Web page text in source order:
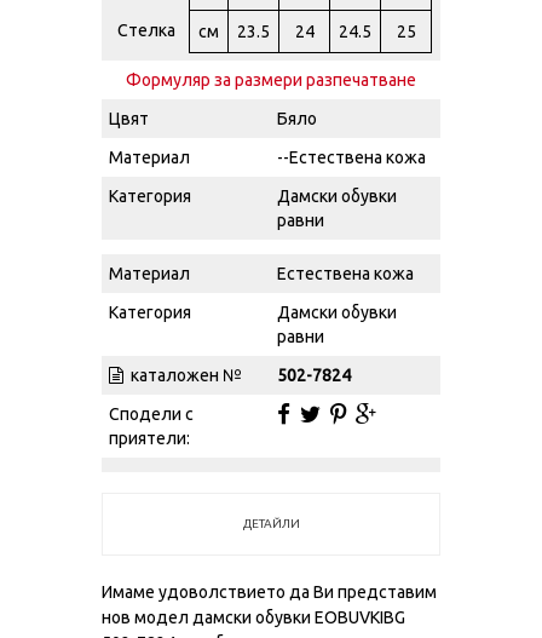
Стелка см 23.5 24 24.5 25
Формуляр за размери разпечатване
Цвят
Бяло
Материал
--Естествена кожа
Категория
Дамски обувки
равни
Материал
Естествена кожа
Категория
Дамски обувки
равни
каталожен №
502-7824
Сподели с
приятели:
ДЕТАЙЛИ
Имаме удоволствието да Ви представим
нов модел дамски обувки EOBUVKIBG